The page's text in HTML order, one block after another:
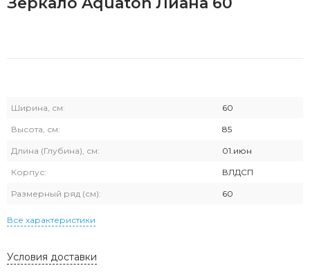
Ширина, см: 60
Высота, см: 85
Длина (Глубина), см: 01.июн
Корпус: ВЛДСП
Размерный ряд (см): 60
Все характеристики
Условия доставки